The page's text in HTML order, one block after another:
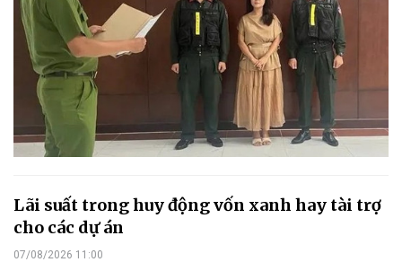
Lãi suất trong huy động vốn xanh hay tài trợ
cho các dự án
07/08/2026 11:00